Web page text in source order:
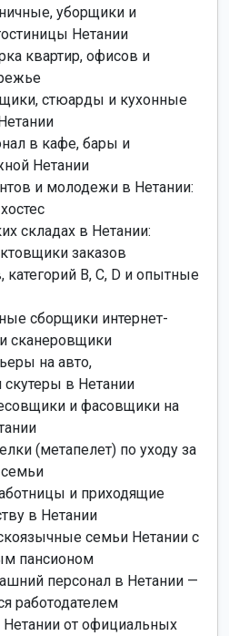
уборщики и
Нетании
квартир, офисов и
стюарды и кухонные
в кафе, бары и
Нетании
и молодежи в Нетании:
складах в Нетании:
заказов
категорий B, C, D и опытные
сборщики интернет-
сканеровщики
на авто,
в Нетании
и фасовщики на
(метапелет) по уходу за
и приходящие
в Нетании
семьи Нетании с
пансионом
персонал в Нетании —
работодателем
Нетании от официальных